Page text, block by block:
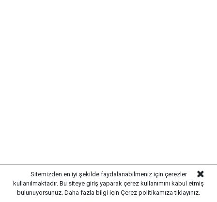
Sitemizden en iyi şekilde faydalanabilmeniz için çerezler
kullanılmaktadır. Bu siteye giriş yaparak çerez kullanımını kabul etmiş
bulunuyorsunuz. Daha fazla bilgi için Çerez politikamıza tıklayınız.